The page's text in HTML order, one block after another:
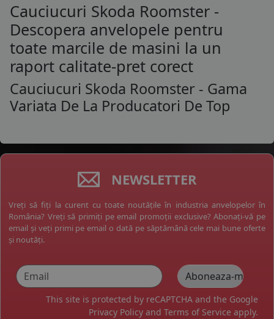
Cauciucuri Skoda Roomster -
Descopera anvelopele pentru
toate marcile de masini la un
raport calitate-pret corect
Cauciucuri Skoda Roomster - Gama
Variata De La Producatori De Top
NEWSLETTER
Vreți să fiți la curent cu toate noutățile în industria anvelopelor în
România? Vreți să primiți pe email promoții exclusive? Abonați-vă pe
email și veți primi pe email o dată pe săptămână cele mai bune oferte
și noutăți.
This site is protected by reCAPTCHA and the Google
Privacy Policy and Terms of Service apply.